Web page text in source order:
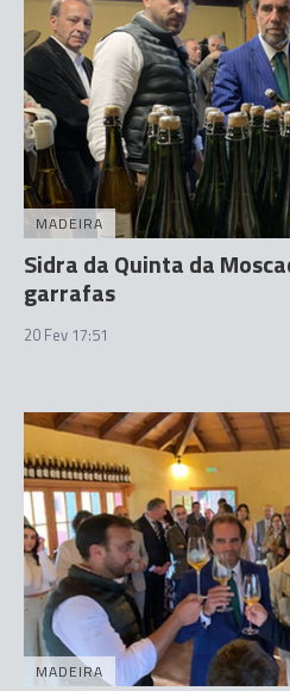
MADEIRA
Sidra da Quinta da
garrafas
20 Fev 17:51
MADEIRA